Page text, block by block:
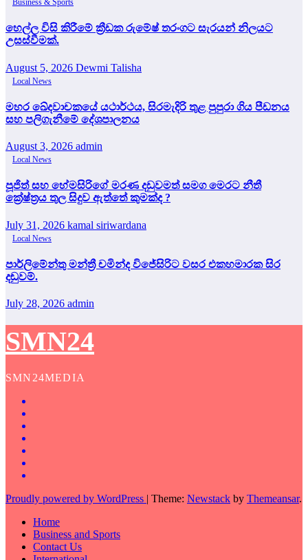
Business & Sports
හෙල්ල විසි කිරීමේ ක්‍රීඩක රුමේෂ් තරංගට සැරයන් නිලයට
උසස්වීමක්.
August 5, 2026 Dewmi Talisha
Local News
මහර ඛේදවාචකයේ යථාර්ථය, සිරමැදිරි තුළ පුපුරා ගිය පීඩනය
සහ පලිගැනීමේ දේශපාලනය
August 3, 2026 admin
Local News
පූජිත් සහ හේමසිරිගේ මරණ දඩුවමත් සමග මෙරට නීතී
ක්‍රේෂ්ත්‍රය තුල සිදුව ඇත්තේ කුමක්ද ?
July 31, 2026 kamal siriwardana
Local News
පාර්ලිමේන්තු මන්ත්‍රී චමින්ද විජේසිරිට වසර එකහමාරක සිර
දඬුවම්.
July 28, 2026 admin
SMN24
SMN24MEDIA
Proudly powered by WordPress | Theme: Newstack by Themeansar.
Home
Business and Sports
Contact Us